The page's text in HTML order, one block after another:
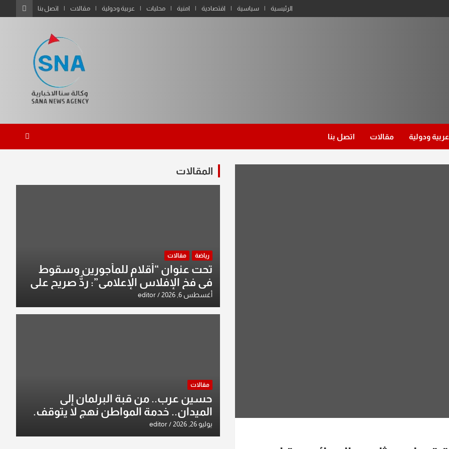
الرئيسية سياسية اقتصادية امنية محليات عربية ودولية مقالات اتصل بنا
عربية ودولية مقالات اتصل بنا
المقالات
رياضة مقالات
تحت عنوان “أقلام للمأجورين وسقوط
في فخ الإفلاس الإعلامي”: ردٌّ صريح على
افتراءات سمير الشكرجي
أغسطس 6, 2026 editor
مقالات
حسين عرب.. من قبة البرلمان إلى
الميدان.. خدمة المواطن نهج لا يتوقف.
يوليو 26, 2026 editor